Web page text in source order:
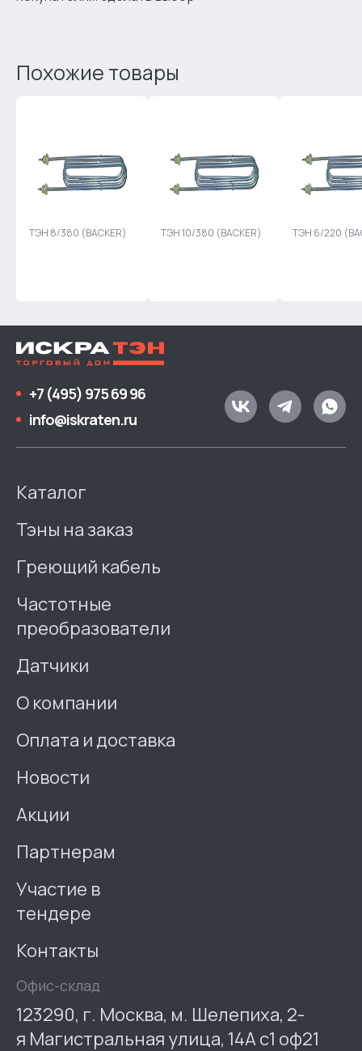
Похожие товары
ТЭН 8/380 (BACKER) ТЭН 10/380 (BACKER) ТЭН 6/220
+7 (495) 975 69 96
info@iskraten.ru
Каталог
Тэны на заказ
Греющий кабель
Частотные
преобразователи
Датчики
О компании
Оплата и доставка
Новости
Акции
Партнерам
Участие в
тендере
Контакты
Офис-склад
123290, г. Москва, м. Шелепиха, 2-
я Магистральная улица, 14А с1 оф21